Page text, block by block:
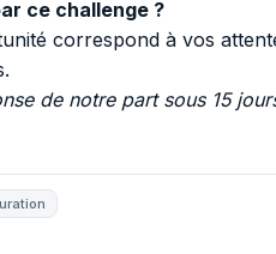
ce challenge ?
correspond à vos
de notre part sous 15